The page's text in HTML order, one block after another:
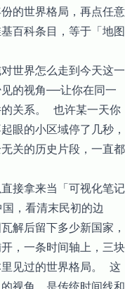
的世界格局，再点任意
百科条目，等于「地图
世界怎么走到今天这一
的视角——让你在同一
关系。 也许某一天你
眼的小区域停了几秒，
关的历史片段，一直都
接拿来当「可视化笔记
，看清末民初的边
解后留下多少新国家，
，一条时间轴上，三块
见过的世界格局。 这